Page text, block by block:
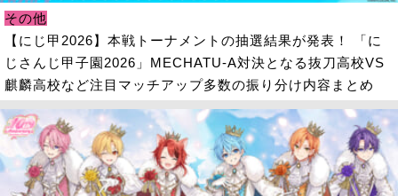
その他
【にじ甲2026】本戦トーナメントの抽選結果が発表！ 「に
じさんじ甲子園2026」MECHATU-A対決となる抜刀高校VS
麒麟高校など注目マッチアップ多数の振り分け内容まとめ